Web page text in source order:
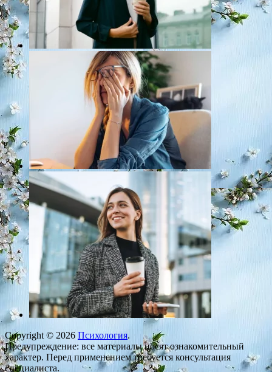
Copyright © 2026 Психология.
Предупреждение: все материалы носят ознакомительный
характер. Перед применением требуется консультация
специалиста.